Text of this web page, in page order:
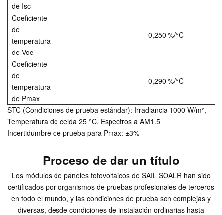
de Isc
Coeficiente
de
temperatura
de Voc
-0,250 %/°C
Coeficiente
de
temperatura
de Pmax
-0,290 %/°C
STC (Condiciones de prueba estándar): Irradiancia 1000 W/m²,
Temperatura de celda 25 °C, Espectros a AM1.5
Incertidumbre de prueba para Pmax: ±3%
Proceso de dar un título
Los módulos de paneles fotovoltaicos de SAIL SOALR han sido
certificados por organismos de pruebas profesionales de terceros
en todo el mundo, y las condiciones de prueba son complejas y
diversas, desde condiciones de instalación ordinarias hasta